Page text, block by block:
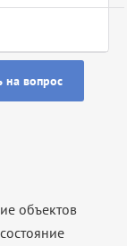
на вопрос
объектов